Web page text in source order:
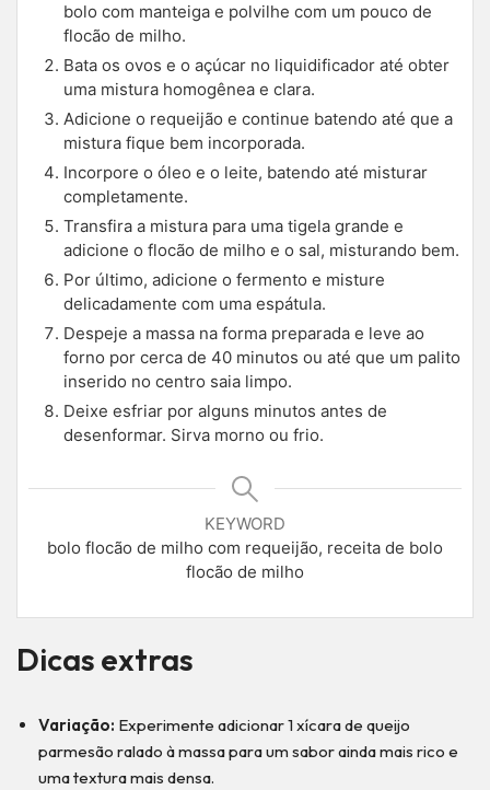
bolo com manteiga e polvilhe com um pouco de
flocão de milho.
Bata os ovos e o açúcar no liquidificador até obter
uma mistura homogênea e clara.
Adicione o requeijão e continue batendo até que a
mistura fique bem incorporada.
Incorpore o óleo e o leite, batendo até misturar
completamente.
Transfira a mistura para uma tigela grande e
adicione o flocão de milho e o sal, misturando bem.
Por último, adicione o fermento e misture
delicadamente com uma espátula.
Despeje a massa na forma preparada e leve ao
forno por cerca de 40 minutos ou até que um palito
inserido no centro saia limpo.
Deixe esfriar por alguns minutos antes de
desenformar. Sirva morno ou frio.
KEYWORD
bolo flocão de milho com requeijão, receita de bolo
flocão de milho
Dicas extras
Variação: Experimente adicionar 1 xícara de queijo
parmesão ralado à massa para um sabor ainda mais rico e
uma textura mais densa.